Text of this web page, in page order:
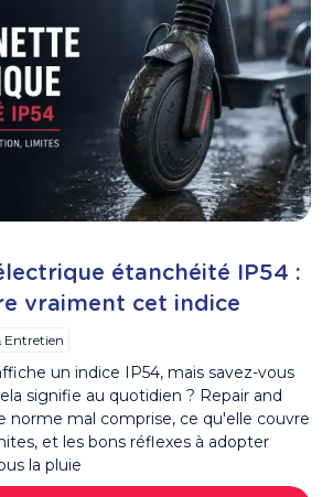
étanchéité IP54 :
vraiment cet indice
Entretien
un indice IP54, mais savez-vous
signifie au quotidien ? Repair and
norme mal comprise, ce qu'elle couvre
et les bons réflexes à adopter
la pluie